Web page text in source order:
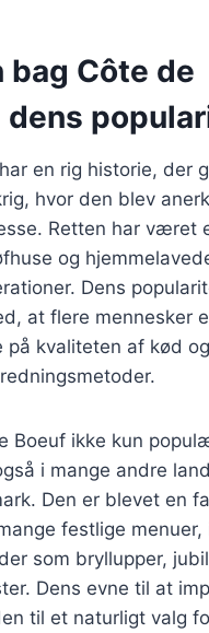
bag Côte de
dens
en rig historie, der
hvor den blev
Retten har været
og
Dens
at flere mennesker
på kvaliteten af kød
Boeuf ikke kun
i mange andre
Den er blevet en
festlige
som bryllupper,
Dens evne til at
til et naturligt valg